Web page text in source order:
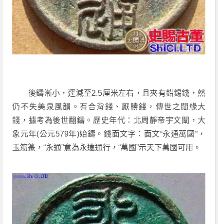
後鑄漸小，逕減至2.5厘米左右，且夾有鉛錫錢，然
仍不失美泉風韻。有合背錢、厭勝錢，傳世之闊緣大
錢，據考為後世翻鑄。歷史年代：北周靜帝宇文闡，大
象元年(公元579年)始鑄。錢面文字：面文“永通萬國”，
玉筋篆，“永通”意為永遠通行，“萬國”示天下萬國可用。